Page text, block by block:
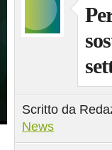
Scritto da
News